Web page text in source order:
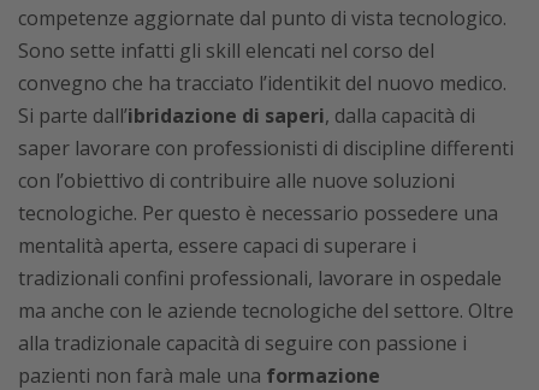
competenze aggiornate dal punto di vista tecnologico.
Sono sette infatti gli skill elencati nel corso del
convegno che ha tracciato l’identikit del nuovo medico.
Si parte dall’ibridazione di saperi, dalla capacità di
saper lavorare con professionisti di discipline differenti
con l’obiettivo di contribuire alle nuove soluzioni
tecnologiche. Per questo è necessario possedere una
mentalità aperta, essere capaci di superare i
tradizionali confini professionali, lavorare in ospedale
ma anche con le aziende tecnologiche del settore. Oltre
alla tradizionale capacità di seguire con passione i
pazienti non farà male una formazione